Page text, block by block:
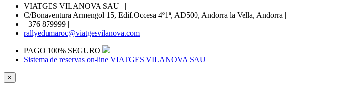
VIATGES VILANOVA SAU | |
C/Bonaventura Armengol 15, Edif.Occesa 4º1ª, AD500, Andorra la Vella, Andorra | |
+376 879999 |
rallyedumaroc@viatgesvilanova.com
PAGO 100% SEGURO
|
Sistema de reservas on-line VIATGES VILANOVA SAU
×